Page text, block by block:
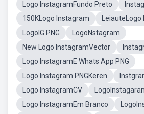
Logo InstagramFundo Preto
150KLogo Instagram
LogoIG PNG
LogoNstagram
New Logo InstagramVector
Logo InstagramE Whats App PNG
Logo Instagram PNGKeren
Logo InstagramCV
Logo InstagramEm Branco